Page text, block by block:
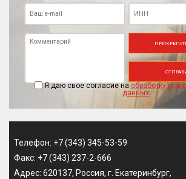
Я даю свое согласие на обработку
данных
Телефон: +7 (343) 345-53-59
Факс: +7 (343) 237-2-666
Адрес: 620137, Россия, г. Екатеринбург,